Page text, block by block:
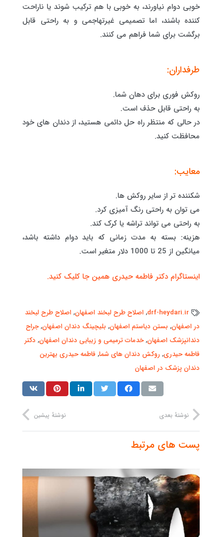
خوبی دوام نیاورند، به خوبی با هم ترکیب شوند یا ناراحت
کننده باشند، اما تصمیمی غیرتهاجمی و به راحتی قابل
برگشت برای شما فراهم می کنند.
طرفداران:
روکش فوری برای دهان شما.
به راحتی قابل حذف است.
در حالی که منتظر راه حل دائمی هستید، از دندان های خود
محافظت کنید.
معایب:
شکننده تر از سایر روکش ها.
می توان به راحتی رنگ آمیزی کرد.
به راحتی می تواند تراشه یا کرک کند.
هزینه: بسته به مدت زمانی که باید دوام داشته باشد،
میانگین از 25 تا 1000 دلار متغیر است.
اینستاگرام دکتر فاطمه حیدری همین جا کلیک کنید.
drf-heydari.ir
,اصلاح طرح لبخند اصفهان,اصلاح طرح لبخند
در اصفهان, بستن دیاستم اصفهان, بلیچینگ دندان اصفهان,جراح
دندانپزشک اصفهان,خدمات ترمیمی و زیبایی دندان اصفهان, دکتر
فاطمه حیدری, روکش دندان های شما, فاطمه حیدری بهترین
دندان پزشک در اصفهان
نوشتهٔ پیشین نوشتهٔ بعدی
پست های مرتبط